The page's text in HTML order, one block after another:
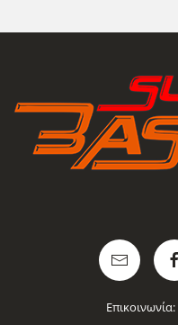
Επικοινωνία: